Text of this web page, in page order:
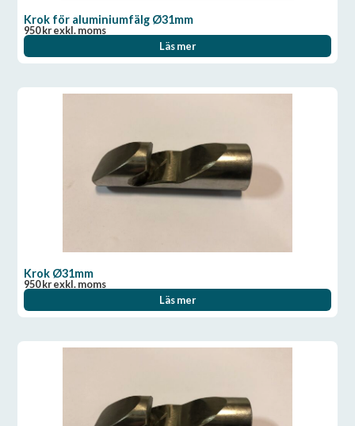
Krok för aluminiumfälg Ø31mm
950krexkl. moms
Läs mer
Krok Ø31mm
950krexkl. moms
Läs mer